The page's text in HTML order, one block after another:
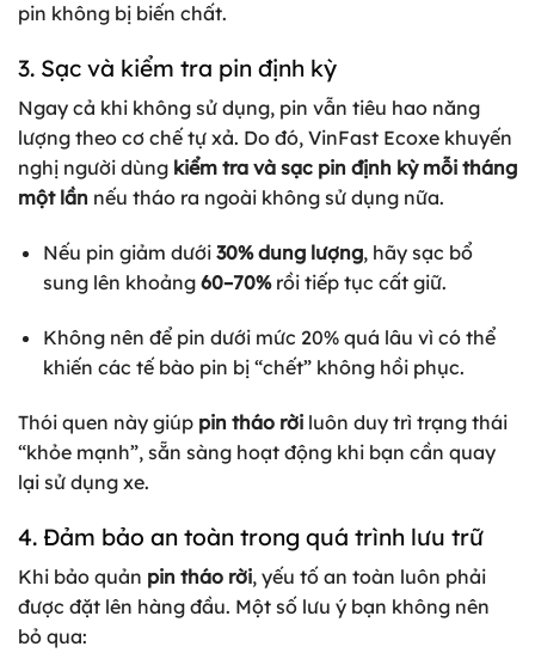
pin không bị biến chất.
3. Sạc và kiểm tra pin định kỳ
Ngay cả khi không sử dụng, pin vẫn tiêu hao năng
lượng theo cơ chế tự xả. Do đó, VinFast Ecoxe khuyến
nghị người dùng kiểm tra và sạc pin định kỳ mỗi tháng
một lần nếu tháo ra ngoài không sử dụng nữa.
Nếu pin giảm dưới 30% dung lượng, hãy sạc bổ
sung lên khoảng 60–70%rồi tiếp tục cất giữ.
Không nên để pin dưới mức 20% quá lâu vì có thể
khiến các tế bào pin bị “chết” không hồi phục.
Thói quen này giúp pin tháo rời luôn duy trì trạng thái
“khỏe mạnh”, sẵn sàng hoạt động khi bạn cần quay
lại sử dụng xe.
4. Đảm bảo an toàn trong quá trình lưu trữ
Khi bảo quản pin tháo rời, yếu tố an toàn luôn phải
được đặt lên hàng đầu. Một số lưu ý bạn không nên
bỏ qua: